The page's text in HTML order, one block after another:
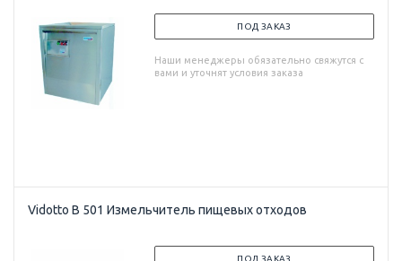
ПОД ЗАКАЗ
Наши менеджеры обязательно свяжутся с
вами и уточнят условия заказа
Vidotto B 501 Измельчитель пищевых отходов
ПОД ЗАКАЗ